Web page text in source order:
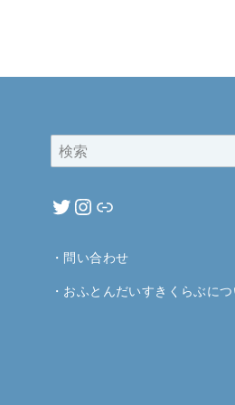
・ 問い合わせ
・ おふとんだいすきくらぶにつ